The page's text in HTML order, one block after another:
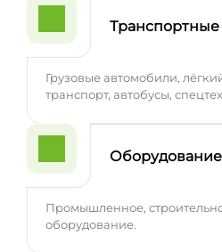
Транспортные
Грузовые автомобили,
транспорт, автобусы,
Оборудование
Промышленное,
оборудование.